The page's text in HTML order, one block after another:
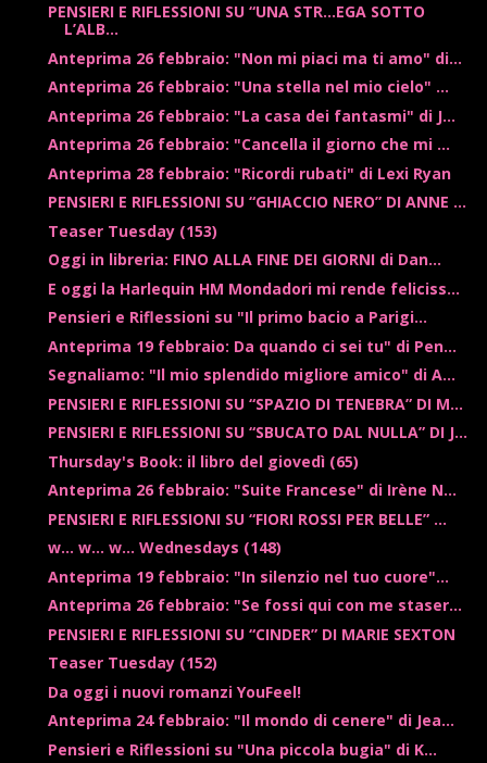
PENSIERI E RIFLESSIONI SU “UNA STR…EGA SOTTO
L’ALB...
Anteprima 26 febbraio: "Non mi piaci ma ti amo" di...
Anteprima 26 febbraio: "Una stella nel mio cielo" ...
Anteprima 26 febbraio: "La casa dei fantasmi" di J...
Anteprima 26 febbraio: "Cancella il giorno che mi ...
Anteprima 28 febbraio: "Ricordi rubati" di Lexi Ryan
PENSIERI E RIFLESSIONI SU “GHIACCIO NERO” DI ANNE ...
Teaser Tuesday (153)
Oggi in libreria: FINO ALLA FINE DEI GIORNI di Dan...
E oggi la Harlequin HM Mondadori mi rende feliciss...
Pensieri e Riflessioni su "Il primo bacio a Parigi...
Anteprima 19 febbraio: Da quando ci sei tu" di Pen...
Segnaliamo: "Il mio splendido migliore amico" di A...
PENSIERI E RIFLESSIONI SU “SPAZIO DI TENEBRA” DI M...
PENSIERI E RIFLESSIONI SU “SBUCATO DAL NULLA” DI J...
Thursday's Book: il libro del giovedì (65)
Anteprima 26 febbraio: "Suite Francese" di Irène N...
PENSIERI E RIFLESSIONI SU “FIORI ROSSI PER BELLE” ...
w... w... w... Wednesdays (148)
Anteprima 19 febbraio: "In silenzio nel tuo cuore"...
Anteprima 26 febbraio: "Se fossi qui con me staser...
PENSIERI E RIFLESSIONI SU “CINDER” DI MARIE SEXTON
Teaser Tuesday (152)
Da oggi i nuovi romanzi YouFeel!
Anteprima 24 febbraio: "Il mondo di cenere" di Jea...
Pensieri e Riflessioni su "Una piccola bugia" di K...